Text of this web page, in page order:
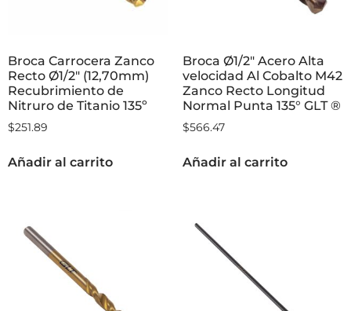
Broca Carrocera Zanco
Recto Ø1/2″ (12,70mm)
Recubrimiento de
Nitruro de Titanio 135º
$251.89
Añadir al carrito
Broca Ø1/2″ Acero Alta
velocidad Al Cobalto M42
Zanco Recto Longitud
Normal Punta 135° GLT ®
$566.47
Añadir al carrito